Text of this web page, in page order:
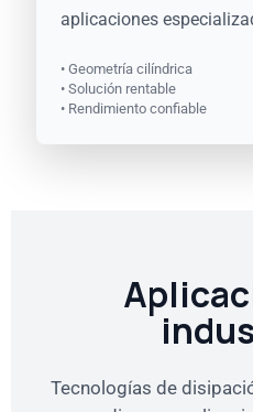
aplicaciones
• Geometría cilíndrica
• Solución rentable
• Rendimiento confiable
Tecnologías de